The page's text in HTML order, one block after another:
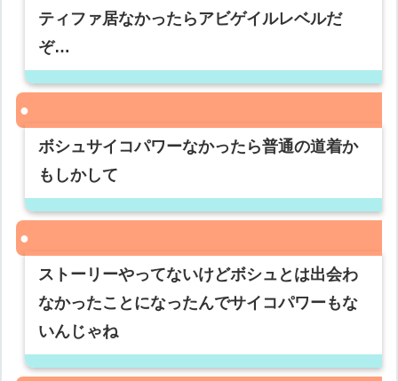
ティファ居なかったらアビゲイルレベルだ
ぞ…
ボシュサイコパワーなかったら普通の道着か
もしかして
ストーリーやってないけどボシュとは出会わ
なかったことになったんでサイコパワーもな
いんじゃね